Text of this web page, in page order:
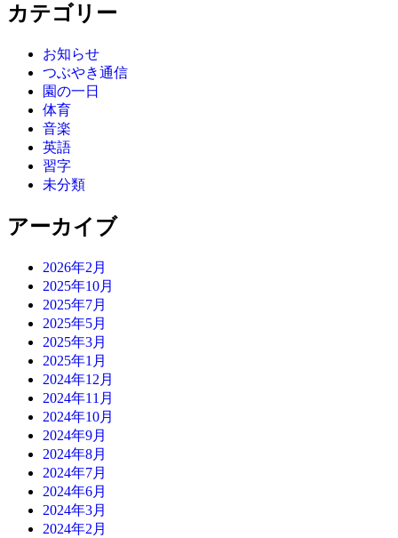
カテゴリー
お知らせ
つぶやき通信
園の一日
体育
音楽
英語
習字
未分類
アーカイブ
2026年2月
2025年10月
2025年7月
2025年5月
2025年3月
2025年1月
2024年12月
2024年11月
2024年10月
2024年9月
2024年8月
2024年7月
2024年6月
2024年3月
2024年2月